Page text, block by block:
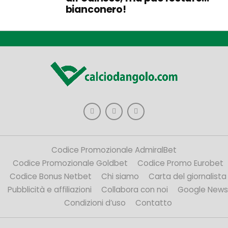
bianconero!
Codice Promozionale AdmiralBet
Codice Promozionale Goldbet
Codice Promo Eurobet
Codice Bonus Netbet
Chi siamo
Carta del giornalista
Pubblicità e affiliazioni
Collabora con noi
Google News
Condizioni d’uso
Contatto